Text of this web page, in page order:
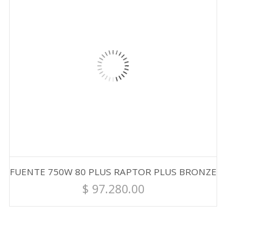
FUENTE 750W 80 PLUS RAPTOR PLUS BRONZE
$ 97.280.00